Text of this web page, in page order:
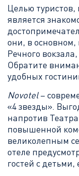
Целью
является
они, в основном,
Речного
Обратите
удобных
Novotel–
«4 звезды».
напротив
повышенной
великолепным
отеле
гостей с детьми,